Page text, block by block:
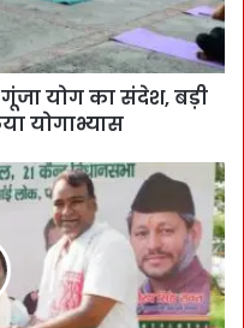
गूंजा योग का संदेश, बड़ी
योगाभ्यास